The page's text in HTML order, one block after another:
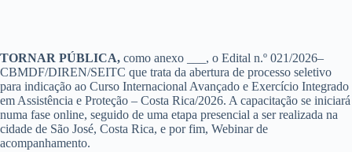
TORNAR PÚBLICA, como anexo ___, o Edital n.º 021/2026–
CBMDF/DIREN/SEITC que trata da abertura de processo seletivo
para indicação ao Curso Internacional Avançado e Exercício Integrado
em Assistência e Proteção – Costa Rica/2026. A capacitação se iniciará
numa fase online, seguido de uma etapa presencial a ser realizada na
cidade de São José, Costa Rica, e por fim, Webinar de
acompanhamento.